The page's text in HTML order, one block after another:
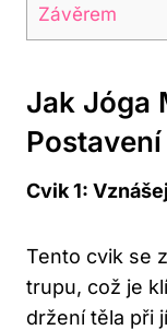
Závěrem
Jak Jóga
Cvik 1:
Tento cvik se
trupu, což je
držení těla při